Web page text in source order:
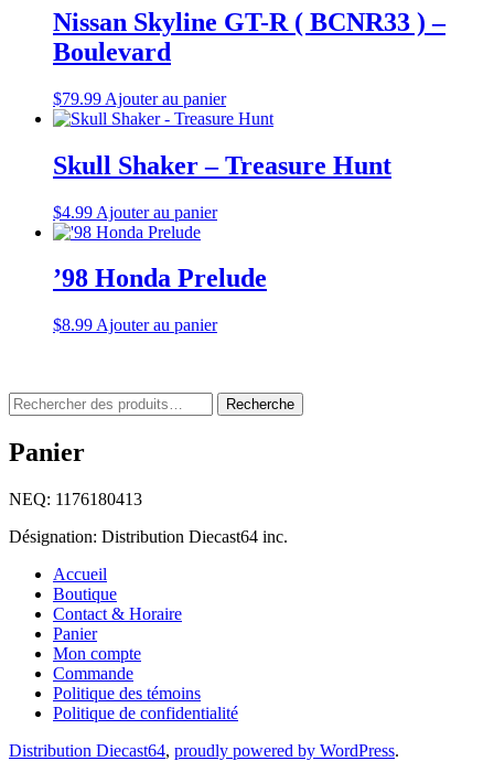
Nissan Skyline GT-R ( BCNR33 ) –
Boulevard
$79.99 Ajouter au panier
Skull Shaker – Treasure Hunt
$4.99 Ajouter au panier
’98 Honda Prelude
$8.99 Ajouter au panier
Rechercher
:
Recherche
Panier
NEQ: 1176180413
Désignation: Distribution Diecast64 inc.
Accueil
Boutique
Contact & Horaire
Panier
Mon compte
Commande
Politique des témoins
Politique de confidentialité
Distribution Diecast64, proudly powered by WordPress.